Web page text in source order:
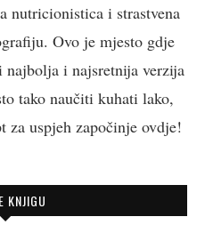
nutricionistica i strastvena
Ovo je mjesto gdje
najbolja i najsretnija verzija
tako naučiti kuhati lako,
za uspjeh započinje ovdje!
KNJIGU